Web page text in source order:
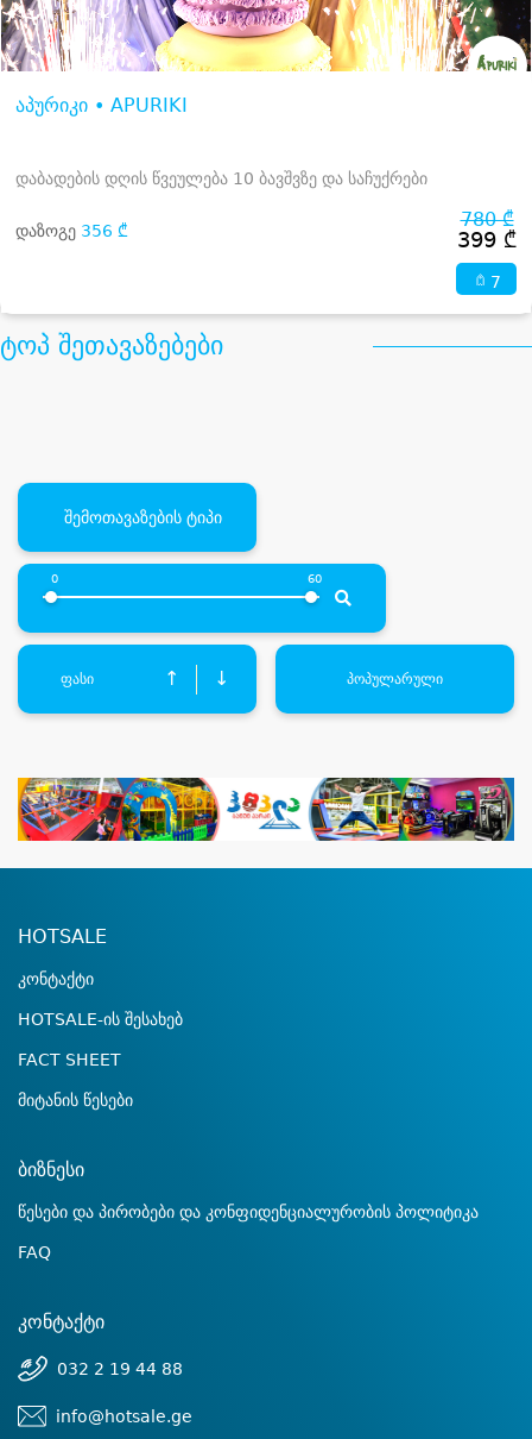
აპურიკი • APURIKI
დაბადების დღის წვეულება 10 ბავშვზე და საჩუქრები
დაზოგე 356 ₾ 780 ₾
399 ₾
7
ტოპ შეთავაზებები
შემოთავაზების ტიპი
0 60
ფასი ↑ ↓ პოპულარული
HOTSALE
კონტაქტი
HOTSALE-ის შესახებ
FACT SHEET
მიტანის წესები
ბიზნესი
წესები და პირობები და კონფიდენციალურობის პოლიტიკა
FAQ
კონტაქტი
032 2 19 44 88
info@hotsale.ge